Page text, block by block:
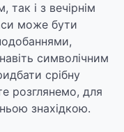
так і з вечірнім
може бути
символічним
срібну
розглянемо, для
знахідкою.